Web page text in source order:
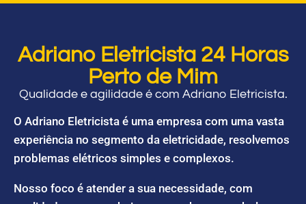
Adriano Eletricista 24 Horas
Perto de Mim
Qualidade e agilidade é com Adriano Eletricista.
O Adriano Eletricista é uma empresa com uma vasta
experiência no segmento da eletricidade, resolvemos
problemas elétricos simples e complexos.
Nosso foco é atender a sua necessidade, com